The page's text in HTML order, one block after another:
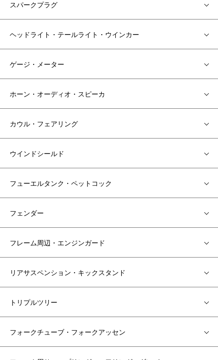
スパークプラグ
ヘッドライト・テールライト・ウインカー
ゲージ・メーター
ホーン・オーディオ・スピーカ
カウル・フェアリング
ウインドシールド
フューエルタンク・ペットコック
フェンダー
フレーム周辺・エンジンガード
リアサスペンション・キックスタンド
トリプルツリー
フォークチューブ・フォークアッセン